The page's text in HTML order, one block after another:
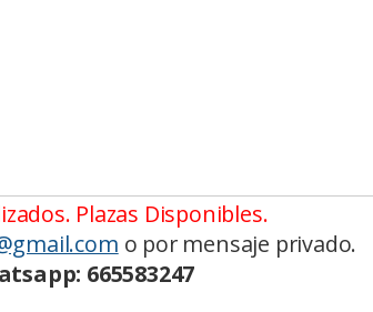
Plazas Disponibles.
o por mensaje privado.
665583247